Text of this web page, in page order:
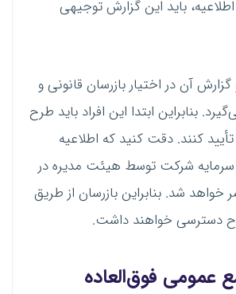
باید این گزارش توجیهی
آن در اختیار بازرسان قانونی و
بنابراین ابتدا این افراد باید طرح
کنند. دقت کنید که اطلاعیه
سرمایه شرکت توسط هیئت مدیره در
شد. بنابراین بازرسان از طریق
دسترسی خواهند داشت.
عمومی فوق‌العاده